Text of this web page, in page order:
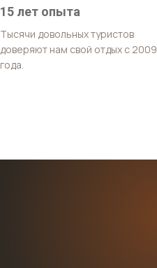
15 лет опыта
Тысячи довольных туристов
доверяют нам свой отдых с 2009
года.